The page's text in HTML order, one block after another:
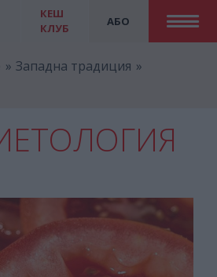
АБО
КЕШ
КЛУБ
Западна традиция